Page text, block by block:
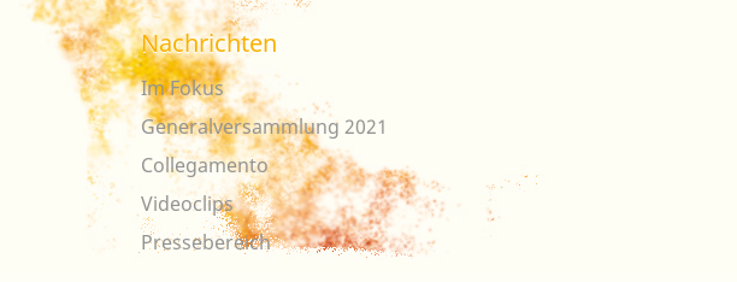
Nachrichten
Im Fokus
Generalversammlung 2021
Collegamento
Videoclips
Pressebereich